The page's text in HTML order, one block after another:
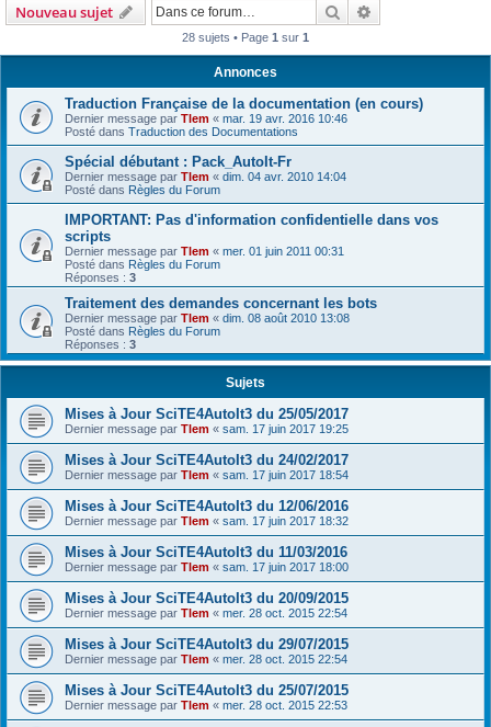
Nouveau sujet Rechercher
28 sujets • Page 1 sur 1
Annonces
Traduction Française de la documentation (en cours)
Dernier message par Tlem « mar. 19 avr. 2016 10:46
Posté dans Traduction des Documentations
Spécial débutant : Pack_AutoIt-Fr
Dernier message par Tlem « dim. 04 avr. 2010 14:04
Posté dans Règles du Forum
IMPORTANT: Pas d'information confidentielle dans vos
scripts
Dernier message par Tlem « mer. 01 juin 2011 00:31
Posté dans Règles du Forum
Réponses : 3
Traitement des demandes concernant les bots
Dernier message par Tlem « dim. 08 août 2010 13:08
Posté dans Règles du Forum
Réponses : 3
Sujets
Mises à Jour SciTE4AutoIt3 du 25/05/2017
Dernier message par Tlem « sam. 17 juin 2017 19:25
Mises à Jour SciTE4AutoIt3 du 24/02/2017
Dernier message par Tlem « sam. 17 juin 2017 18:54
Mises à Jour SciTE4AutoIt3 du 12/06/2016
Dernier message par Tlem « sam. 17 juin 2017 18:32
Mises à Jour SciTE4AutoIt3 du 11/03/2016
Dernier message par Tlem « sam. 17 juin 2017 18:00
Mises à Jour SciTE4AutoIt3 du 20/09/2015
Dernier message par Tlem « mer. 28 oct. 2015 22:54
Mises à Jour SciTE4AutoIt3 du 29/07/2015
Dernier message par Tlem « mer. 28 oct. 2015 22:54
Mises à Jour SciTE4AutoIt3 du 25/07/2015
Dernier message par Tlem « mer. 28 oct. 2015 22:53